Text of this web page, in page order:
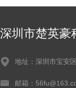
深圳市楚英豪
地址：深圳市宝安
邮箱：